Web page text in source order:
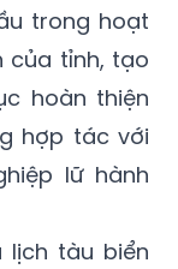
trong hoạt
của tỉnh, tạo
hoàn thiện
hợp tác với
lữ hành
lịch tàu biển